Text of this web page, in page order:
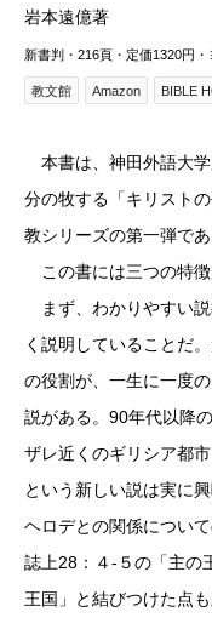
岩本遠億著
新書判・216頁・定価1320円・
教文館 Amazon BIBLE
本書は、神田外語大
分の牧する「キリスト
教シリーズの第一弾であ
この書には三つの特徴
まず、わかりやすい
く説明していることだ
の役割が、一生に一度
説がある。90年代以降
ザレ近くのギリシア都
という新しい説は実に
ヘロデとの関係につい
誌上28：４-５の「主の
王国」と結びつけた点も